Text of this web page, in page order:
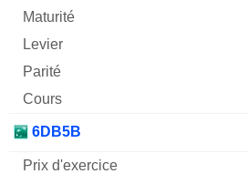
6DB5B